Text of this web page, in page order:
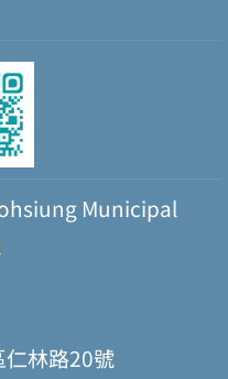
Municipal
林路20號